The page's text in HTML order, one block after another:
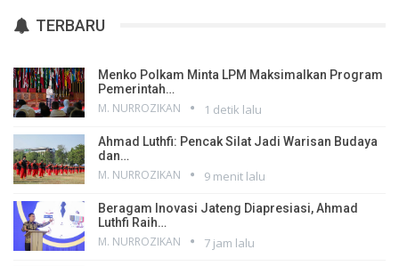
TERBARU
Menko Polkam Minta LPM Maksimalkan Program
Pemerintah…
M. NURROZIKAN 1 detik lalu
Ahmad Luthfi: Pencak Silat Jadi Warisan Budaya
dan…
M. NURROZIKAN 9 menit lalu
Beragam Inovasi Jateng Diapresiasi, Ahmad
Luthfi Raih…
M. NURROZIKAN 7 jam lalu